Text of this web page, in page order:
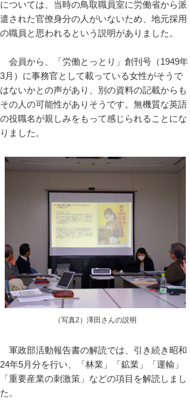
については、当時の鳥取職員室に労働省から派
遣された官僚身分の人がいないため、地元採用
の職員と思われるという説明がありました。
会員から、「労働とっとり」創刊号（1949年
3月）に事務官として載っている女性がそうで
はないかとの声があり、別の資料の記載からも
その人の可能性がありそうです。無機質な英語
の役職名が親しみをもって感じられることにな
りました。
（写真2）澤田さんの説明
軍政部活動報告書の解読では、引き続き昭和
24年5月分を行い、「林業」「鉱業」「運輸」
「重要産業の刺激策」などの項目を解読しまし
た。